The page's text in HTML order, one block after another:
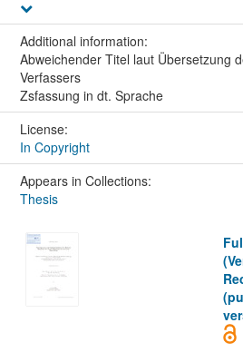
Additional information:
Abweichender Titel laut Übersetzung
Verfassers
Zsfassung in dt. Sprache
License:
In Copyright
Appears in Collections:
Thesis